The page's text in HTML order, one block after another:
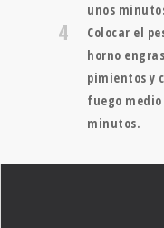
unos
4
Colocar el
horno
pimientos y
fuego medio
minutos.